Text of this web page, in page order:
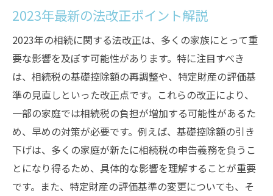
2023年最新の法改正ポイント解説
2023年の相続に関する法改正は、多くの家族にとって重
要な影響を及ぼす可能性があります。特に注目すべき
は、相続税の基礎控除額の再調整や、特定財産の評価基
準の見直しといった改正点です。これらの改正により、
一部の家庭では相続税の負担が増加する可能性があるた
め、早めの対策が必要です。例えば、基礎控除額の引き
下げは、多くの家庭が新たに相続税の申告義務を負うこ
とになり得るため、具体的な影響を理解することが重要
です。また、特定財産の評価基準の変更についても、そ